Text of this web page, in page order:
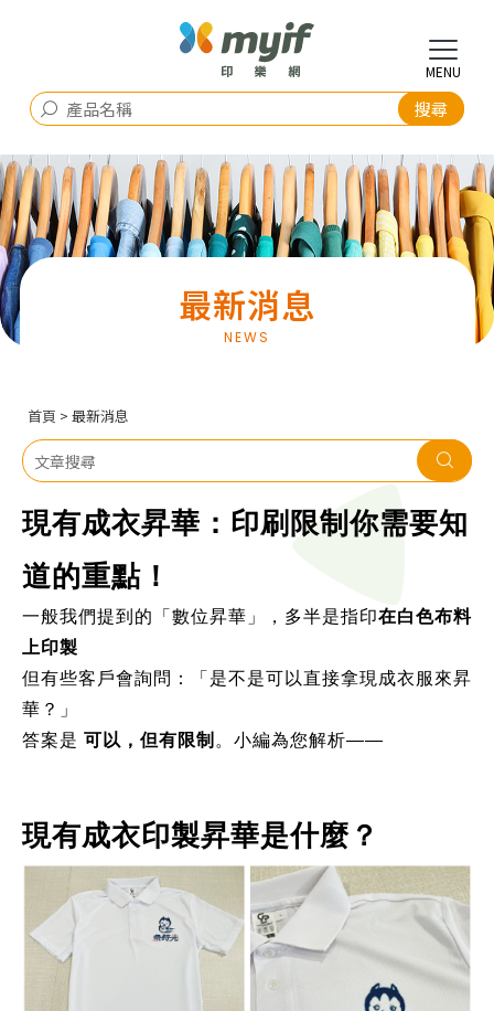
最新消息
首頁 > 最新消息
現有成衣昇華：印刷限制你需要知
道的重點！
一般我們提到的「數位昇華」，多半是指印在白色布料
上印製
但有些客戶會詢問：「是不是可以直接拿現成衣服來昇
華？」
答案是 可以，但有限制 。小編為您解析——
現有成衣印製昇華是什麼？